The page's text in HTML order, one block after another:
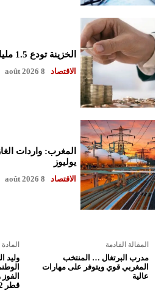
الخزينة تودع 1.5 مليار درهم من فوائضها
الاقتصاد 8 août 2026
يوليوز
الاقتصاد 8 août 2026
وليد
قطر 2022
المقالة القادمة
مدرب البرتغال … المنتخب
المغربي قوي ويتوفر على مهارات
عالية